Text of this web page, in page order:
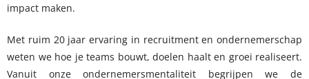
impact maken.
Met ruim 20 jaar ervaring in recruitment en ondernemerschap
weten we hoe je teams bouwt, doelen haalt en groei realiseert.
Vanuit onze ondernemersmentaliteit begrijpen we de